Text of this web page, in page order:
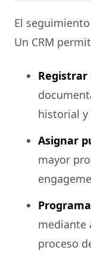
El
Un CRM
Registrar
historial y
Asignar
mayor
mediante
proceso